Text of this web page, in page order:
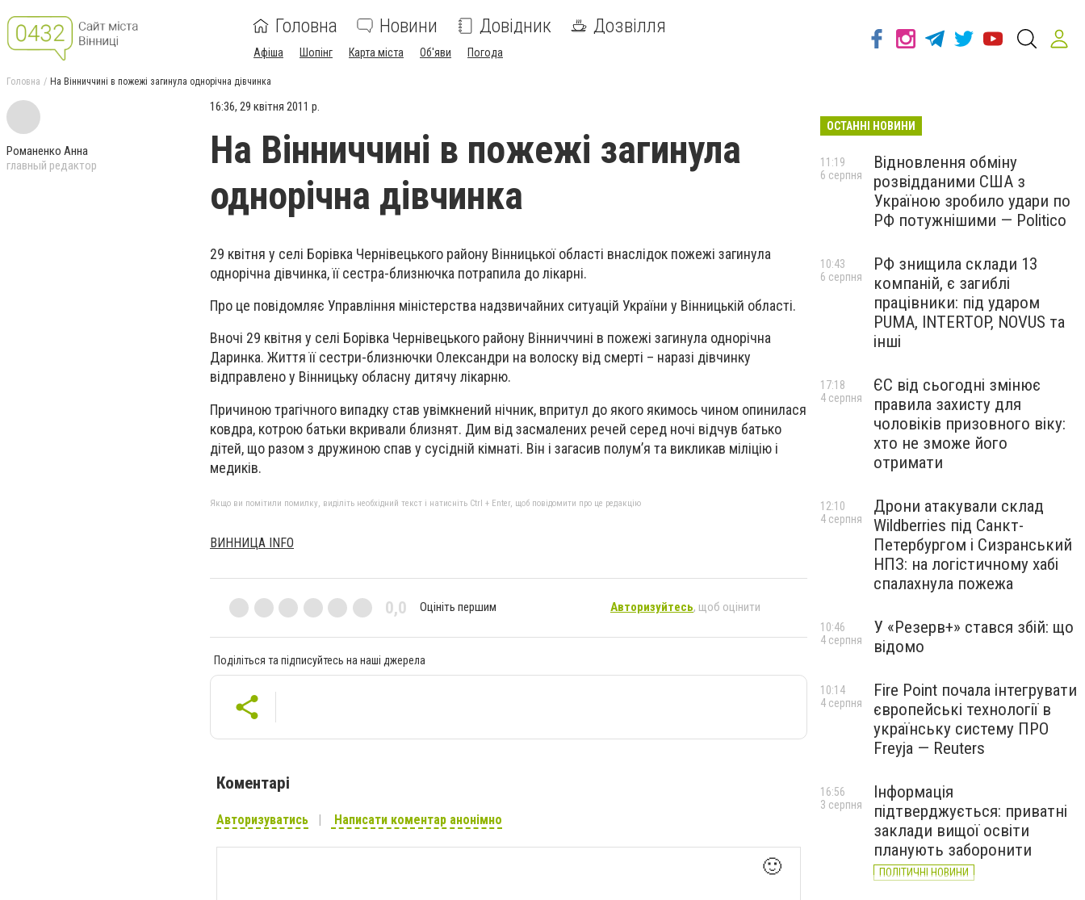
Головна Новини Довідник Дозвілля
Афіша Шопінг Карта міста Об'яви Погода
Головна На Вінниччині в пожежі загинула однорічна дівчинка
Романенко Анна
главный редактор
16:36, 29 квітня 2011 р.
На Вінниччині в пожежі загинула
однорічна дівчинка
29 квітня у селі Борівка Чернівецького району Вінницької області внаслідок пожежі загинула
однорічна дівчинка, її сестра-близнючка потрапила до лікарні.
Про це повідомляє Управління міністерства надзвичайних ситуацій України у Вінницькій області.
Вночі 29 квітня у селі Борівка Чернівецького району Вінниччині в пожежі загинула однорічна
Даринка. Життя її сестри-близнючки Олександри на волоску від смерті – наразі дівчинку
відправлено у Вінницьку обласну дитячу лікарню.
Причиною трагічного випадку став увімкнений нічник, впритул до якого якимось чином опинилася
ковдра, котрою батьки вкривали близнят. Дим від засмалених речей серед ночі відчув батько
дітей, що разом з дружиною спав у сусідній кімнаті. Він і загасив полум’я та викликав міліцію і
медиків.
Якщо ви помітили помилку, виділіть необхідний текст і натисніть Ctrl + Enter, щоб повідомити про це редакцію
ВИННИЦА INFO
0,0 Оцініть першим Авторизуйтесь, щоб оцінити
Поділіться та підписуйтесь на наші джерела
Коментарі
Авторизуватись Написати коментар анонімно
🙂
ОСТАННІ НОВИНИ
Відновлення обміну
розвідданими США з
Україною зробило удари по
РФ потужнішими — Politico
11:19
6 серпня
РФ знищила склади 13
компаній, є загиблі
працівники: під ударом
PUMA, INTERTOP, NOVUS та
інші
10:43
6 серпня
ЄС від сьогодні змінює
правила захисту для
чоловіків призовного віку:
хто не зможе його
отримати
17:18
4 серпня
Дрони атакували склад
Wildberries під Санкт-
Петербургом і Сизранський
НПЗ: на логістичному хабі
спалахнула пожежа
12:10
4 серпня
У «Резерв+» стався збій: що
відомо
10:46
4 серпня
Fire Point почала інтегрувати
європейські технології в
українську систему ПРО
Freyja — Reuters
10:14
4 серпня
Інформація
підтверджується: приватні
заклади вищої освіти
планують заборонити
ПОЛІТИЧНІ НОВИНИ
16:56
3 серпня